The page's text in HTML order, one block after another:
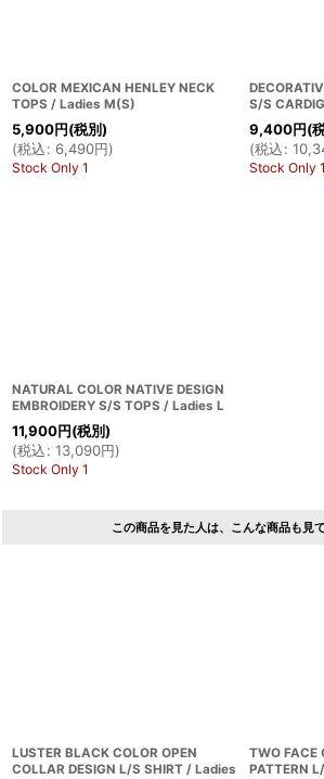
COLOR MEXICAN HENLEY NECK
TOPS / Ladies M(S)
5,900円(税別)
(税込: 6,490円)
Stock Only 1
S/S
9,400円(
(税込:
Stock Only 1
NATURAL COLOR NATIVE DESIGN
EMBROIDERY S/S TOPS / Ladies L
11,900円(税別)
(税込: 13,090円)
Stock Only 1
この商品を見た人は、こんな商品も見て
LUSTER BLACK COLOR OPEN
COLLAR DESIGN L/S SHIRT / Ladies
TWO FACE
PATTERN